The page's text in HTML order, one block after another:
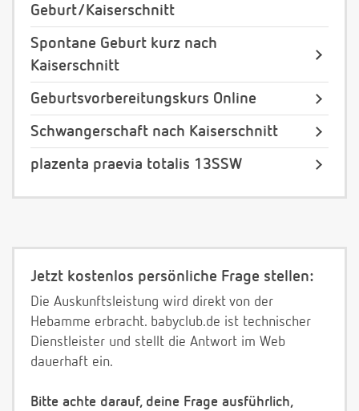
Geburt/Kaiserschnitt
Spontane Geburt kurz nach
Kaiserschnitt
Geburtsvorbereitungskurs Online
Schwangerschaft nach Kaiserschnitt
plazenta praevia totalis 13SSW
Jetzt kostenlos persönliche Frage stellen:
Die Auskunftsleistung wird direkt von der
Hebamme erbracht. babyclub.de ist technischer
Dienstleister und stellt die Antwort im Web
dauerhaft ein.
Bitte achte darauf, deine Frage ausführlich,